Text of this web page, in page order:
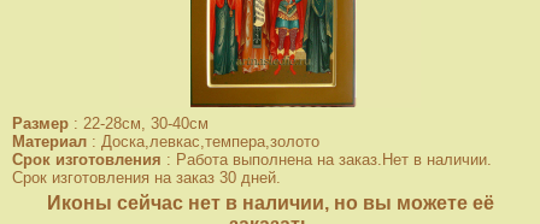
Размер : 22-28см, 30-40см
Материал : Доска,левкас,темпера,золото
Срок изготовления : Работа выполнена на заказ.Нет в наличии.
Срок изготовления на заказ 30 дней.
Иконы сейчас нет в наличии, но вы можете её